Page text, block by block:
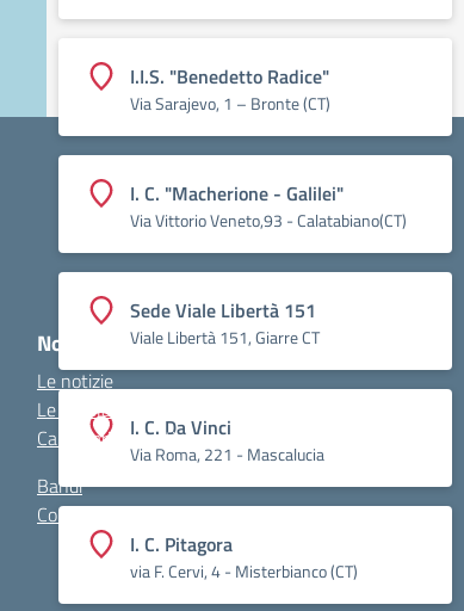
I.I.S. "Benedetto Radice"
Via Sarajevo, 1 – Bronte (CT)
I. C. "Macherione - Galilei"
Via Vittorio Veneto,93 - Calatabiano(CT)
Sede Viale Libertà 151
Viale Libertà 151, Giarre CT
I. C. Da Vinci
Via Roma, 221 - Mascalucia
I. C. Pitagora
via F. Cervi, 4 - Misterbianco (CT)
Novità
Le notizie
Le circolari
Calendario eventi
Bandi
Contatti